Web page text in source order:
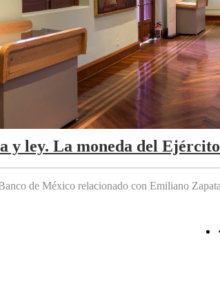
y ley. La moneda del
de México relacionado con Emiliano